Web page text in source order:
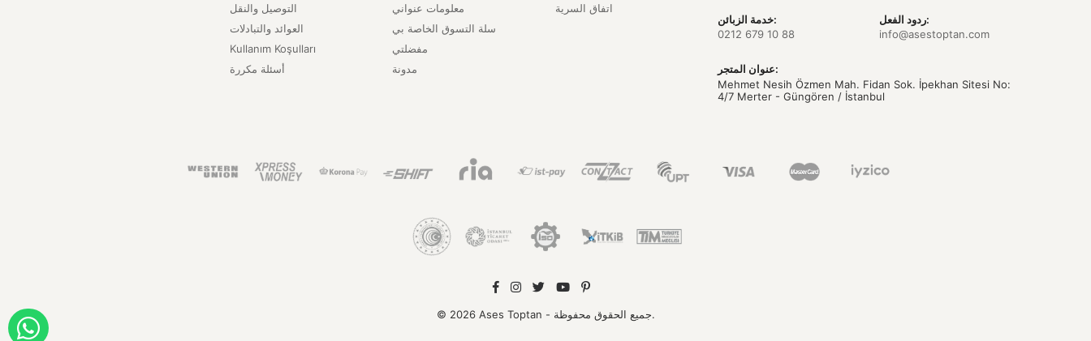
التوصيل والنقل
العوائد والتبادلات
Kullanım Koşulları
أسئلة مكررة
معلومات عنواني
سلة التسوق الخاصة بي
مفضلتي
مدونة
اتفاق السرية
خدمة الزبائن:
0212 679 10 88
ردود الفعل:
info@asestoptan.com
عنوان المتجر:
Mehmet Nesih Özmen Mah. Fidan Sok. İpekhan Sitesi No:
4/7 Merter - Güngören / İstanbul
© 2026 Ases Toptan - جميع الحقوق محفوظة.